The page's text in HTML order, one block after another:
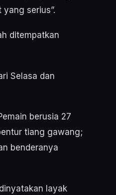
serius”.
ditempatkan
Selasa dan
berusia 27
tiang gawang;
benderanya
layak